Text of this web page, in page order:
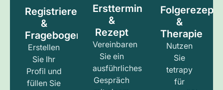
Registrieren
&
Fragebogen
Erstellen
Sie Ihr
Profil und
füllen Sie
Ersttermin
&
Rezept
Vereinbaren
Sie ein
ausführliches
Gespräch
Folgerezept
&
Therapie
Nutzen
Sie
tetrapy
für